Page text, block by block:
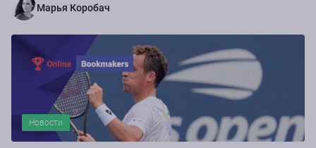
Марья Коробач
Новости